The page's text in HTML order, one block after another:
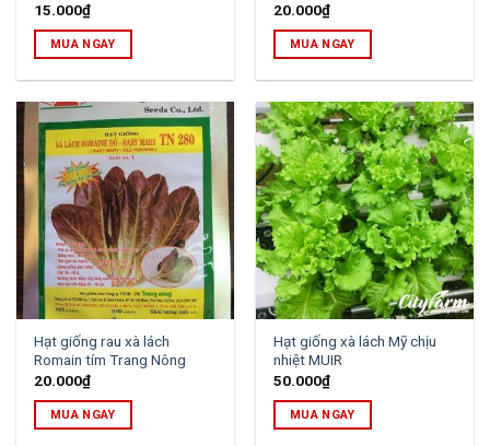
15.000₫
MUA NGAY
20.000₫
MUA NGAY
Hạt giống rau xà lách
Romain tím Trang Nông
20.000₫
MUA NGAY
Hạt giống xà lách Mỹ chịu
nhiệt MUIR
50.000₫
MUA NGAY